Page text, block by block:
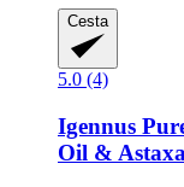
Cesta
5.0 (4)
Igennus
Oil &